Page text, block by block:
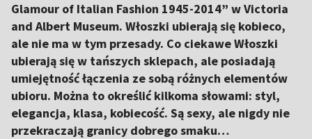
Glamour of Italian Fashion 1945-2014” w Victoria
and Albert Museum. Włoszki ubierają się kobieco,
ale nie ma w tym przesady. Co ciekawe Włoszki
ubierają się w tańszych sklepach, ale posiadają
umiejętność łączenia ze sobą różnych elementów
ubioru. Można to określić kilkoma słowami: styl,
elegancja, klasa, kobiecość. Są sexy, ale nigdy nie
przekraczają granicy dobrego smaku…